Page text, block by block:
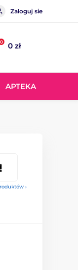
Zaloguj sie
0 0 zł
APTEKA
›